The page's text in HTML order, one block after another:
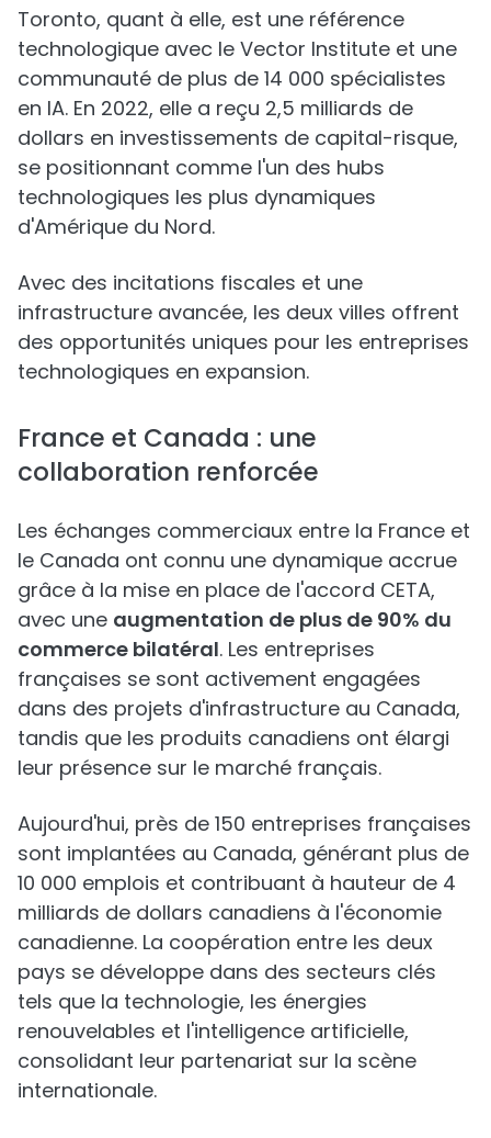
Toronto, quant à elle, est une référence
technologique avec le Vector Institute et une
communauté de plus de 14 000 spécialistes
en IA. En 2022, elle a reçu 2,5 milliards de
dollars en investissements de capital-risque,
se positionnant comme l'un des hubs
technologiques les plus dynamiques
d'Amérique du Nord.
Avec des incitations fiscales et une
infrastructure avancée, les deux villes offrent
des opportunités uniques pour les entreprises
technologiques en expansion.
France et Canada : une
collaboration renforcée
Les échanges commerciaux entre la France et
le Canada ont connu une dynamique accrue
grâce à la mise en place de l'accord CETA,
avec une augmentation de plus de 90% du
commerce bilatéral. Les entreprises
françaises se sont activement engagées
dans des projets d'infrastructure au Canada,
tandis que les produits canadiens ont élargi
leur présence sur le marché français.
Aujourd'hui, près de 150 entreprises françaises
sont implantées au Canada, générant plus de
10 000 emplois et contribuant à hauteur de 4
milliards de dollars canadiens à l'économie
canadienne. La coopération entre les deux
pays se développe dans des secteurs clés
tels que la technologie, les énergies
renouvelables et l'intelligence artificielle,
consolidant leur partenariat sur la scène
internationale.